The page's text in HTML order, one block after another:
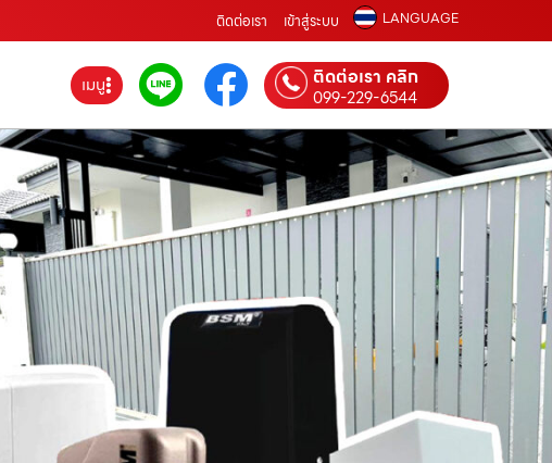
ติดต่อเรา เข้าสู่ระบบ LANGUAGE
เมนู ติดต่อเรา คลิก
099-229-6544